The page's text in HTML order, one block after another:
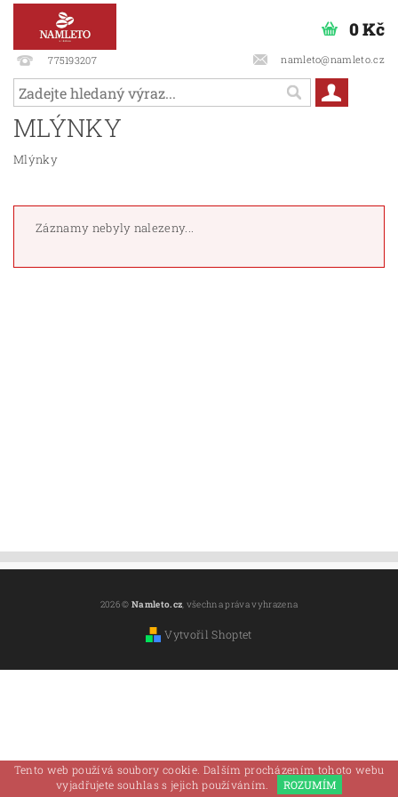
775193207 namleto@namleto.cz
0 Kč
MLÝNKY
Mlýnky
Záznamy nebyly nalezeny...
2026 ©Namleto.cz, všechna práva vyhrazena
Vytvořil Shoptet
Tento web používá soubory cookie. Dalším procházením tohoto webu
vyjadřujete souhlas s jejich používáním.
ROZUMÍM